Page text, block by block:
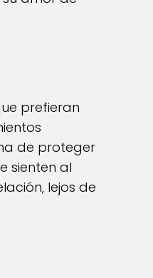
prefieran
de proteger
sienten al
lejos de